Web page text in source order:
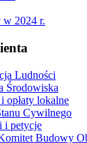
2024 r.
Ludności
Środowiska
opłaty lokalne
Cywilnego
i petycje